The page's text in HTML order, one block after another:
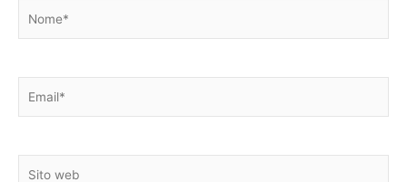
Nome*
Email*
Sito